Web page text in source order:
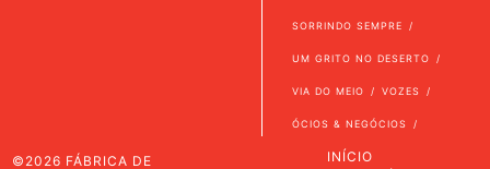
SORRINDO SEMPRE
UM GRITO NO DESERTO
VIA DO MEIO VOZES
ÓCIOS & NEGÓCIOS
©2026 FÁBRICA DE
INÍCIO